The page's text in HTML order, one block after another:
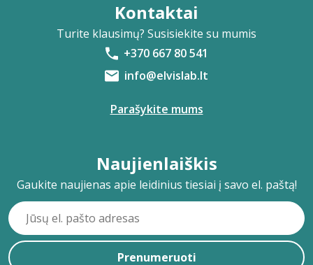
Kontaktai
Turite klausimų? Susisiekite su mumis
+370 667 80 541
info@elvislab.lt
Parašykite mums
Naujienlaiškis
Gaukite naujienas apie leidinius tiesiai į savo el. paštą!
Prenumeruoti